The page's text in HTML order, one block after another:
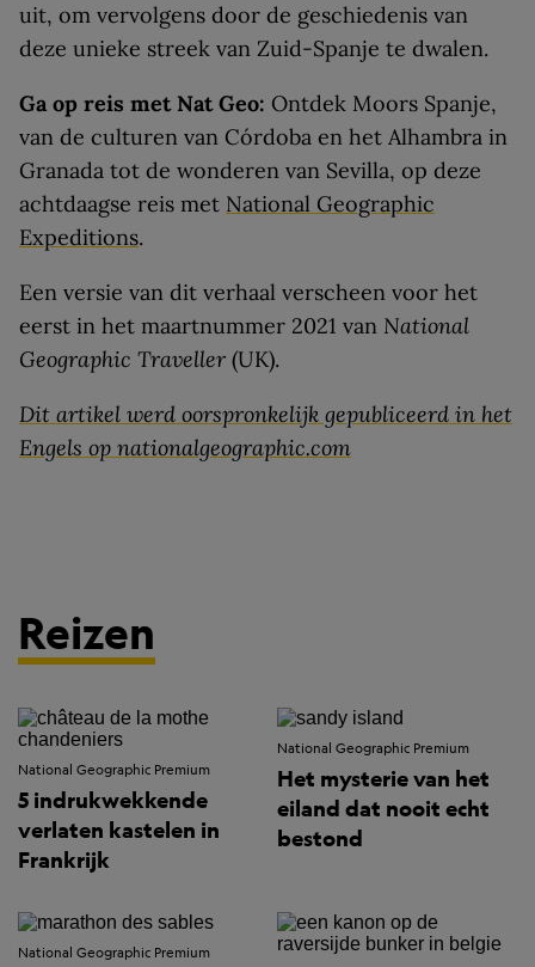
uit, om vervolgens door de geschiedenis van
deze unieke streek van Zuid-Spanje te dwalen.
Ga op reis met Nat Geo: Ontdek Moors Spanje,
van de culturen van Córdoba en het Alhambra in
Granada tot de wonderen van Sevilla, op deze
achtdaagse reis met National Geographic
Expeditions.
Een versie van dit verhaal verscheen voor het
eerst in het maartnummer 2021 van National
Geographic Traveller (UK).
Dit artikel werd oorspronkelijk gepubliceerd in het
Engels op nationalgeographic.com
Reizen
National Geographic Premium
5 indrukwekkende
verlaten kastelen in
Frankrijk
National Geographic Premium
Het mysterie van het
eiland dat nooit echt
bestond
National Geographic Premium